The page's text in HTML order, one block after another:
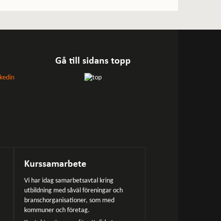
Gå till sidans topp
Kurssamarbete
Vi har idag samarbetsavtal kring
utbildning med såväl föreningar och
branschorganisationer, som med
kommuner och företag.